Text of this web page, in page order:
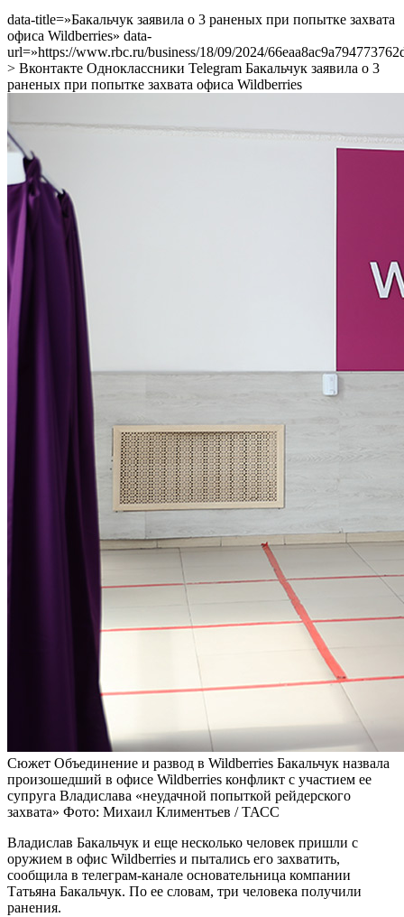
data-title=»Бакальчук заявила о 3 раненых при попытке захвата
офиса Wildberries» data-
url=»https://www.rbc.ru/business/18/09/2024/
> Вконтакте Одноклассники Telegram Бакальчук заявила о 3
раненых при попытке захвата офиса Wildberries
Сюжет Объединение и развод в Wildberries Бакальчук назвала
произошедший в офисе Wildberries конфликт с участием ее
супруга Владислава «неудачной попыткой рейдерского
захвата» Фото: Михаил Климентьев / ТАСС
Владислав Бакальчук и еще несколько человек пришли с
оружием в офис Wildberries и пытались его захватить,
сообщила в телеграм-канале основательница компании
Татьяна Бакальчук. По ее словам, три человека получили
ранения.